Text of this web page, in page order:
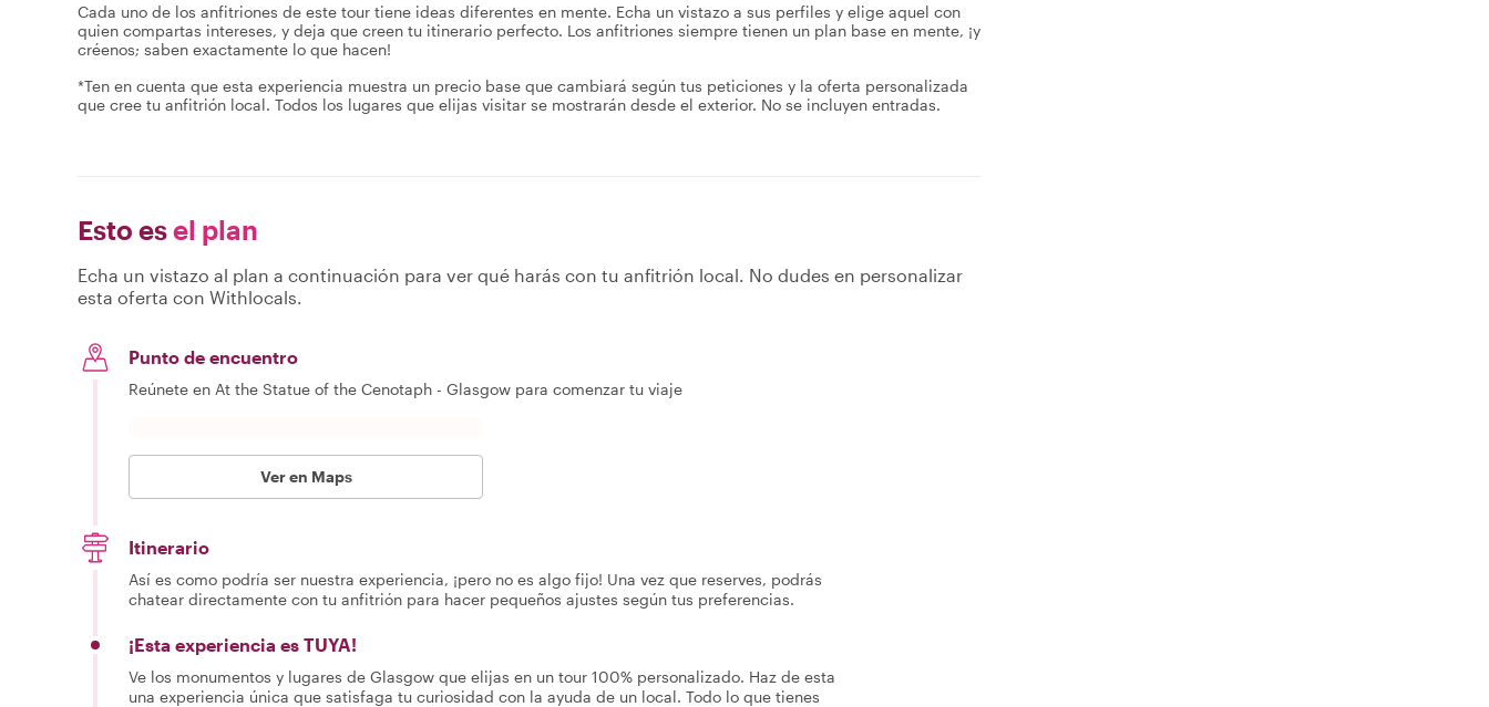
Cada uno de los anfitriones de este tour tiene ideas diferentes en mente. Echa un vistazo a sus perfiles y elige aquel con
quien compartas intereses, y deja que creen tu itinerario perfecto. Los anfitriones siempre tienen un plan base en mente, ¡y
créenos; saben exactamente lo que hacen!
*Ten en cuenta que esta experiencia muestra un precio base que cambiará según tus peticiones y la oferta personalizada
que cree tu anfitrión local. Todos los lugares que elijas visitar se mostrarán desde el exterior. No se incluyen entradas.
Esto esel plan
Echa un vistazo al plan a continuación para ver qué harás con tu anfitrión local. No dudes en personalizar
esta oferta con Withlocals.
Punto de encuentro
Reúnete en At the Statue of the Cenotaph - Glasgow para comenzar tu viaje
Ver en Maps
Itinerario
Así es como podría ser nuestra experiencia, ¡pero no es algo fijo! Una vez que reserves, podrás
chatear directamente con tu anfitrión para hacer pequeños ajustes según tus preferencias.
¡Esta experiencia es TUYA!
Ve los monumentos y lugares de Glasgow que elijas en un tour 100% personalizado. Haz de esta
una experiencia única que satisfaga tu curiosidad con la ayuda de un local. Todo lo que tienes